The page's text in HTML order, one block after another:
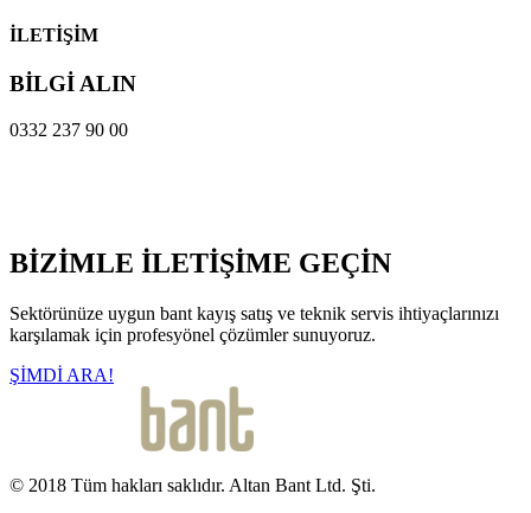
İLETİŞİM
BİLGİ ALIN
0332 237 90 00
BİZİMLE İLETİŞİME GEÇİN
Sektörünüze uygun bant kayış satış ve teknik servis ihtiyaçlarınızı
karşılamak için profesyönel çözümler sunuyoruz.
ŞİMDİ ARA!
© 2018 Tüm hakları saklıdır. Altan Bant Ltd. Şti.